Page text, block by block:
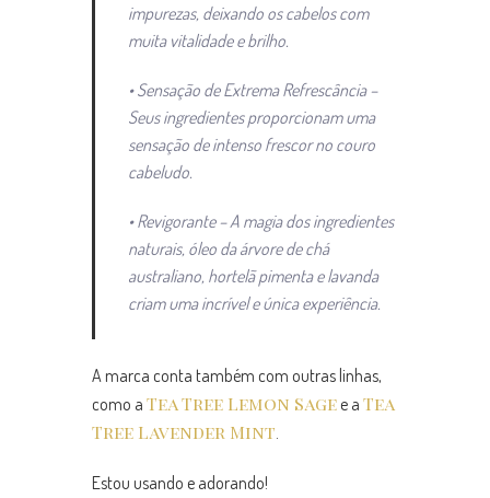
impurezas, deixando os cabelos com
muita vitalidade e brilho.
• Sensação de Extrema Refrescância –
Seus ingredientes proporcionam uma
sensação de intenso frescor no couro
cabeludo.
• Revigorante – A magia dos ingredientes
naturais, óleo da árvore de chá
australiano, hortelã pimenta e lavanda
criam uma incrível e única experiência.
A marca conta também com outras linhas,
como a Tea Tree Lemon Sage e a Tea
Tree Lavender Mint
Estou usando e adorando!